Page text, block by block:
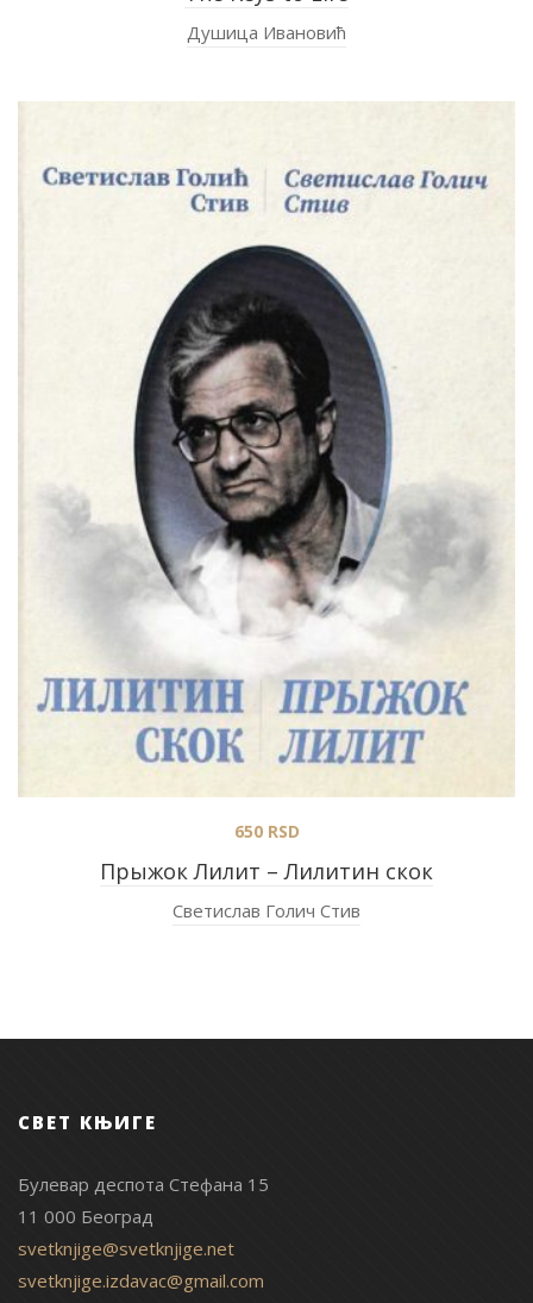
Душица Ивановић
Прыжок Лилит – Лилитин скок
650RSD
Светислав Голич Стив
СВЕТ КЊИГЕ
Булевар деспота Стефана 15
11 000 Београд
svetknjige@svetknjige.net
svetknjige.izdavac@gmail.com